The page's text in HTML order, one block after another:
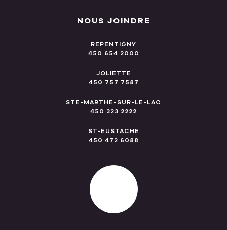
NOUS JOINDRE
REPENTIGNY
450 654 2000
JOLIETTE
450 757 7587
STE-MARTHE-SUR-LE-LAC
450 323 2222
ST-EUSTACHE
450 472 6088